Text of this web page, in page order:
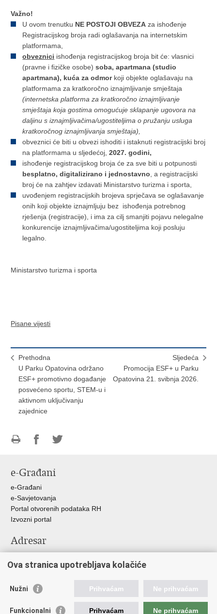
Važno!
U ovom trenutku NE POSTOJI OBVEZA za ishođenje
Registracijskog broja radi oglašavanja na internetskim
platformama,
obveznici ishođenja registracijskog broja bit će: vlasnici
(pravne i fizičke osobe)soba, apartmana (studio
apartmana), kuća za odmor koji objekte oglašavaju na
platformama za kratkoročno iznajmljivanje smještaja
(internetska platforma za kratkoročno iznajmljivanje
smještaja koja gostima omogućuje sklapanje ugovora na
daljinu s iznajmljivačima/ugostiteljima o pružanju usluga
kratkoročnog iznajmljivanja smještaja),
obveznici će biti u obvezi ishoditi i istaknuti registracijski broj
na platformama u sljedećoj,2027. godini,
ishođenje registracijskog broja će za sve biti u potpunosti
besplatno, digitalizirano i jednostavno , a registracijski
broj će na zahtjev izdavati Ministarstvo turizma i sporta,
uvođenjem registracijskih brojeva sprječava se oglašavanje
onih koji objekte iznajmljuju bez ishođenja potrebnog
rješenja (registracije), i ima za cilj smanjiti pojavu nelegalne
konkurencije iznajmljivačima/ugostiteljima koji posluju
legalno.
Ministarstvo turizma i sporta
Pisane vijesti
Prethodna
U Parku Opatovina održano
ESF+ promotivno događanje
posvećeno sportu, STEM-u i
aktivnom uključivanju
zajednice
Sljedeća
Promocija ESF+ u Parku
Opatovina 21. svibnja 2026.
FacebookuTwitteru
e-Građani
e-Građani
e-Savjetovanja
Portal otvorenih podataka RH
Izvozni portal
Adresar
Adresar tijela javne vlasti
Korisne poveznice
Vlada RH
Ova stranica upotrebljava kolačiće
Nužni Prihvaćam Ne prihvaćam
Funkcionalni Prihvaćam Ne prihvaćam